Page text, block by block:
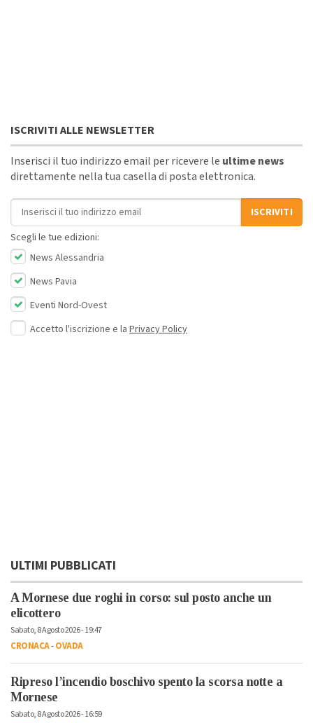
ISCRIVITI ALLE NEWSLETTER
Inserisci il tuo indirizzo email per ricevere le ultime news
direttamente nella tua casella di posta elettronica.
Indirizzo email
ISCRIVITI
Scegli le tue edizioni:
News Alessandria
News Pavia
Eventi Nord-Ovest
Accetto l'iscrizione e la Privacy Policy
ULTIMI PUBBLICATI
A Mornese due roghi in corso: sul posto anche un
elicottero
Sabato, 8 Agosto 2026 - 19:47
CRONACA-OVADA
Ripreso l’incendio boschivo spento la scorsa notte a
Mornese
Sabato, 8 Agosto 2026 - 16:59